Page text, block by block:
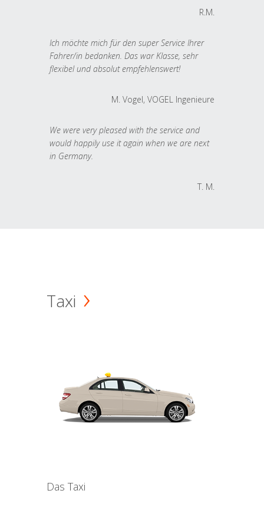
R.M.
Ich möchte mich für den super Service Ihrer
Fahrer/in bedanken. Das war Klasse, sehr
flexibel und absolut empfehlenswert!
M. Vogel, VOGEL Ingenieure
We were very pleased with the service and
would happily use it again when we are next
in Germany.
T. M.
Taxi
Das Taxi